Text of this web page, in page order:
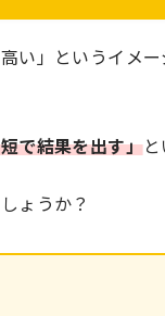
い」というイメ
で結果を出す」
ょうか？